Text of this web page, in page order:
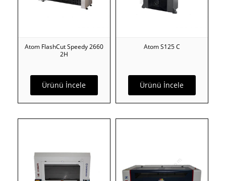
Ürünü İncele
Atom FlashCut Speedy 2660
2H
Ürünü İncele
Atom S125 C